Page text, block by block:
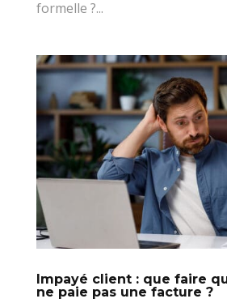
formelle ?...
Impayé client : que faire
ne paie pas une facture ?